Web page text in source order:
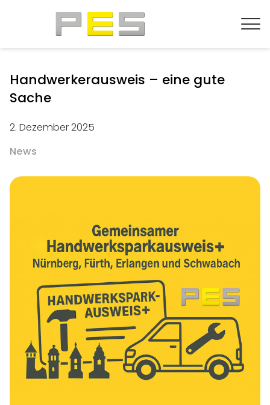
Handwerkerausweis – eine gute
Sache
2. Dezember 2025
News